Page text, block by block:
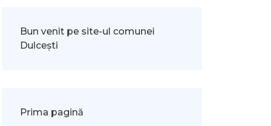
Bun venit pe site-ul comunei
Dulcești
Prima pagină